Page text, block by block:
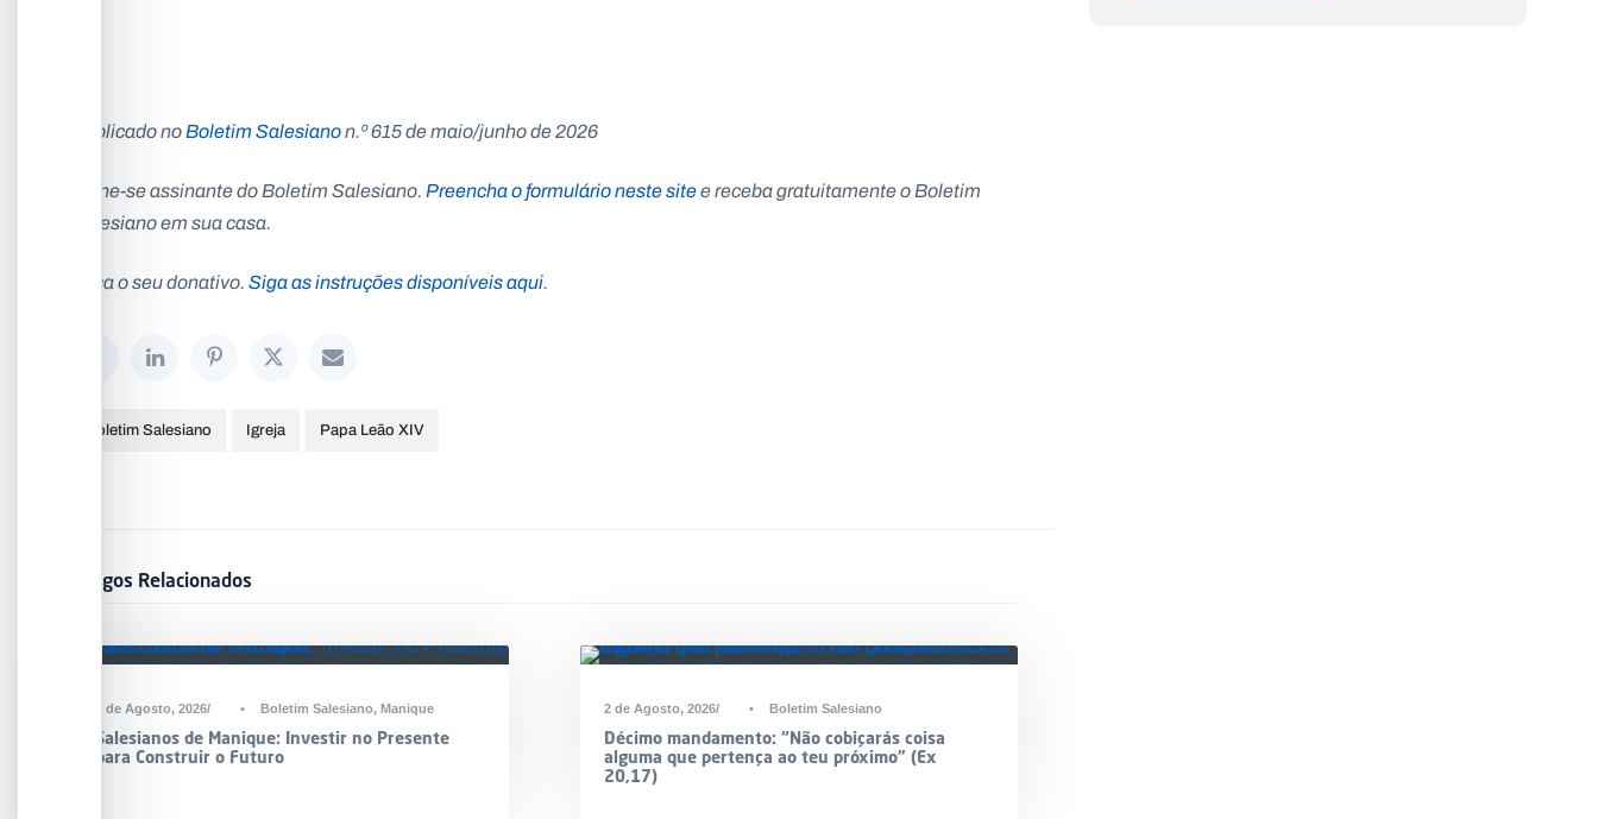
Publicado noBoletim Salesianon.º 615 de maio/junho de 2026
Torne-se assinante do Boletim Salesiano.Preencha o formulário neste sitee receba gratuitamente o Boletim
Salesiano em sua casa.
Faça o seu donativo.Siga as instruções disponíveis aqui.
Boletim Salesiano Igreja Papa Leão XIV
Artigos Relacionados
2 de Agosto, 2026 • Boletim Salesiano, Manique
Salesianos de Manique: Investir no Presente
para Construir o Futuro
2 de Agosto, 2026 • Boletim Salesiano
Décimo mandamento: “Não cobiçarás coisa
alguma que pertença ao teu próximo” (Ex
20,17)